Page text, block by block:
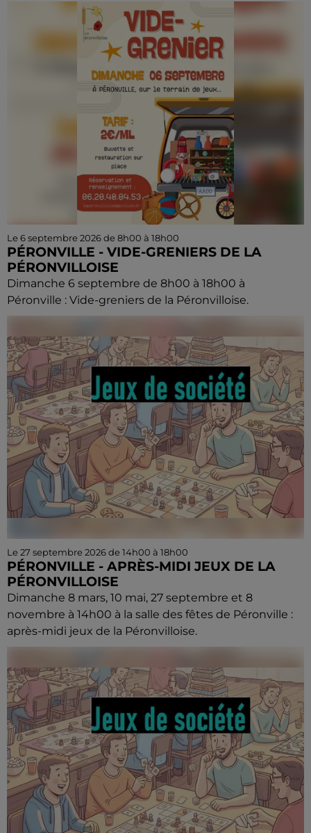
Le 6 septembre 2026 de 8h00 à 18h00
PÉRONVILLE - VIDE-GRENIERS DE LA
PÉRONVILLOISE
Dimanche 6 septembre de 8h00 à 18h00 à
Péronville : Vide-greniers de la Péronvilloise.
Le 27 septembre 2026 de 14h00 à 18h00
PÉRONVILLE - APRÈS-MIDI JEUX DE LA
PÉRONVILLOISE
Dimanche 8 mars, 10 mai, 27 septembre et 8
novembre à 14h00 à la salle des fêtes de Péronville :
après-midi jeux de la Péronvilloise.